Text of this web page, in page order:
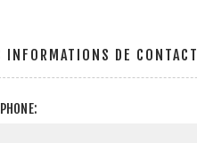
INFORMATIONS DE CONTACT